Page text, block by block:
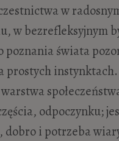
w
w bezrefleksyjnym
poznania świata
prostych
odpoczynku;
dobro i potrzeba